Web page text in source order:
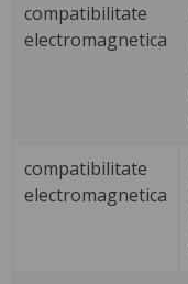
compatibilitate
electromagnetica
compatibilitate
electromagnetica